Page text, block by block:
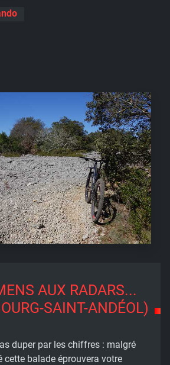
AUX RADARS...
SAINT-ANDÉOL)
duper par les chiffres : malgré
cette balade éprouvera votre